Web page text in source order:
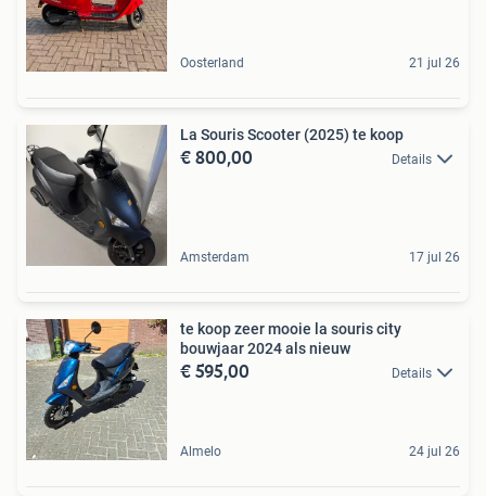
Oosterland 21 jul 26
La Souris Scooter (2025) te koop
€ 800,00 Details
Amsterdam 17 jul 26
te koop zeer mooie la souris city
bouwjaar 2024 als nieuw
€ 595,00 Details
Almelo 24 jul 26